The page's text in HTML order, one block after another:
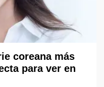
coreana más
para ver en